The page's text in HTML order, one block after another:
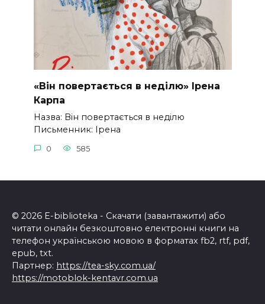
«Він повертається в неділю» Ірена
Карпа
Назва: Він повертається в неділю
Письменник: Ірена
0 585
© 2026 E-biblioteka - Скачати (завантажити) або
читати онлайн безкоштовно електронні книги на
телефон українською мовою в форматах fb2, rtf, pdf,
epub, txt.
Партнер: https://tea-sky.com.ua/
https://motoblok-kentavr.com.ua